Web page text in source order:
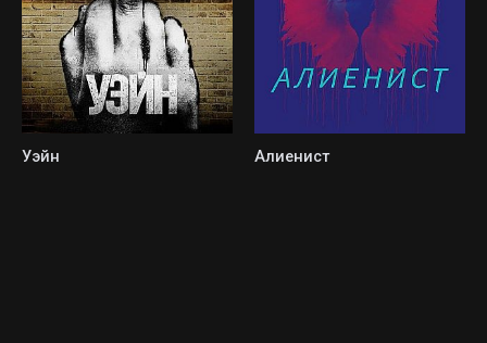
Уэйн Алиенист